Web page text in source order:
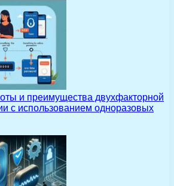
и преимущества двухфакторной
с использованием одноразовых